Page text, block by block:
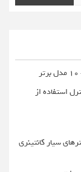
استفاده از
سیار کانتینری